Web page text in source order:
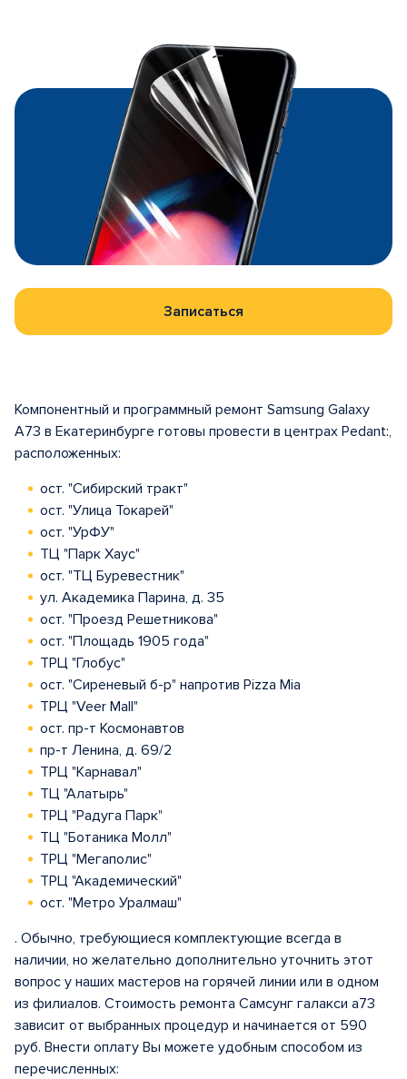
Записаться
Компонентный и программный ремонт Samsung Galaxy
A73 в Екатеринбурге готовы провести в центрах Pedant:,
расположенных:
ост. "Сибирский тракт"
ост. "Улица Токарей"
ост. "УрФУ"
ТЦ "Парк Хаус"
ост. "ТЦ Буревестник"
ул. Академика Парина, д. 35
ост. "Проезд Решетникова"
ост. "Площадь 1905 года"
ТРЦ "Глобус"
ост. "Сиреневый б-р" напротив Pizza Mia
ТРЦ "Veer Mall"
ост. пр-т Космонавтов
пр-т Ленина, д. 69/2
ТРЦ "Карнавал"
ТЦ "Алатырь"
ТРЦ "Радуга Парк"
ТЦ "Ботаника Молл"
ТРЦ "Мегаполис"
ТРЦ "Академический"
ост. "Метро Уралмаш"
. Обычно, требующиеся комплектующие всегда в
наличии, но желательно дополнительно уточнить этот
вопрос у наших мастеров на горячей линии или в одном
из филиалов. Стоимость ремонта Самсунг галакси а73
зависит от выбранных процедур и начинается от 590
руб. Внести оплату Вы можете удобным способом из
перечисленных: